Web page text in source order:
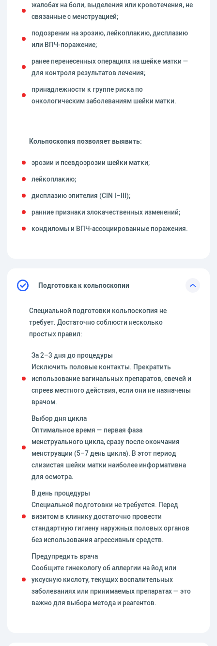
жалобах на боли, выделения или кровотечения, не
связанные с менструацией;
подозрении на эрозию, лейкоплакию, дисплазию
или ВПЧ-поражение;
ранее перенесенных операциях на шейке матки —
для контроля результатов лечения;
принадлежности к группе риска по
онкологическим заболеваниям шейки матки.
Кольпоскопия позволяет выявить:
эрозии и псевдоэрозии шейки матки;
лейкоплакию;
дисплазию эпителия (CIN I–III);
ранние признаки злокачественных изменений;
кондиломы и ВПЧ-ассоциированные поражения.
Подготовка к кольпоскопии
Специальной подготовки кольпоскопия не
требует. Достаточно соблюсти несколько
простых правил:
За 2–3 дня до процедуры
Исключить половые контакты. Прекратить
использование вагинальных препаратов, свечей и
спреев местного действия, если они не назначены
врачом.
Выбор дня цикла
Оптимальное время — первая фаза
менструального цикла, сразу после окончания
менструации (5–7 день цикла). В этот период
слизистая шейки матки наиболее информативна
для осмотра.
В день процедуры
Специальной подготовки не требуется. Перед
визитом в клинику достаточно провести
стандартную гигиену наружных половых органов
без использования агрессивных средств.
Предупредить врача
Сообщите гинекологу об аллергии на йод или
уксусную кислоту, текущих воспалительных
заболеваниях или принимаемых препаратах — это
важно для выбора метода и реагентов.